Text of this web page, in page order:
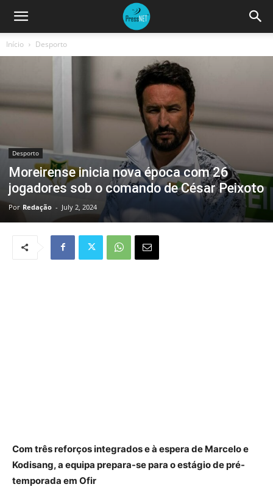
Início Desporto
Desporto
Moreirense inicia nova época com 26
jogadores sob o comando de César Peixoto
Por Redação - July 2, 2024
Com três reforços integrados e à espera de Marcelo e
Kodisang, a equipa prepara-se para o estágio de pré-
temporada em Ofir